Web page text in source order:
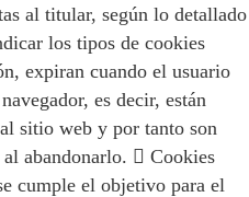
al titular, según lo detallado
los tipos de cookies
expiran cuando el usuario
es decir, están
sitio web y por tanto son
abandonarlo.  Cookies
cumple el objetivo para el